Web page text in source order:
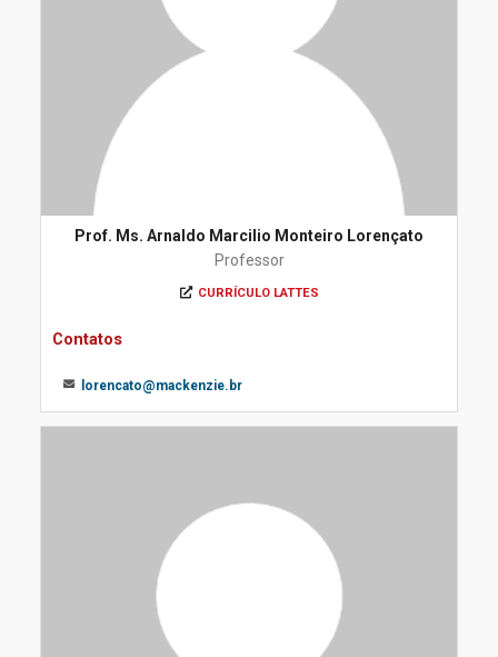
Prof. Ms. Arnaldo Marcilio Monteiro Lorençato
Professor
CURRÍCULO LATTES
Contatos
lorencato@mackenzie.br